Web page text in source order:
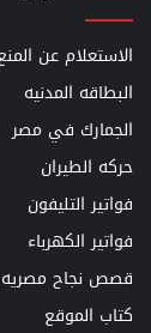
الاستعلام عن
البطاقه المدنيه
الجمارك في مصر
حركه الطيران
فواتير التليفون
فواتير الكهرباء
قصص نجاح مصريه
كتاب الموقع